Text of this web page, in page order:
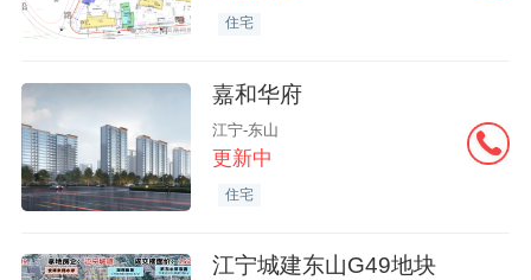
住宅
嘉和华府
江宁-东山
更新中
住宅
江宁城建东山G49地块